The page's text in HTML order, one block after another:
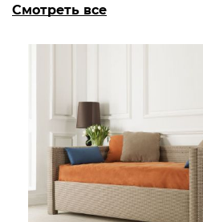
Смотреть все